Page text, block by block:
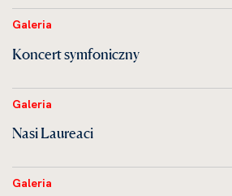
Galeria
Koncert symfoniczny
Galeria
Nasi Laureaci
Galeria